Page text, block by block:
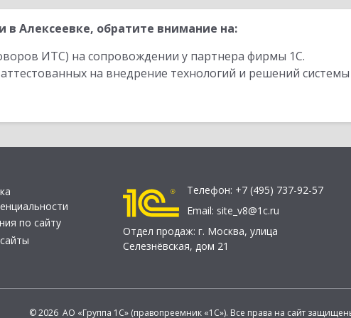
Алексеевке, обратите внимание на:
ИТС) на сопровождении у партнера фирмы 1С.
на внедрение технологий и решений
по сайту
Телефон: +7 (495) 737-92-57
Email: site_v8@1c.ru
Отдел продаж: г. Москва, улица
Селезнёвская, дом 21
© 2026 АО «Группа 1С» (правопреемник «1С»). Все права на сайт